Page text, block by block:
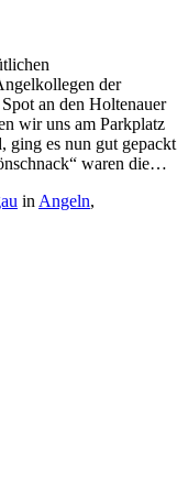
der
an den Holtenauer
wir uns am Parkplatz
ging es nun gut gepackt
waren die…
inAngeln,